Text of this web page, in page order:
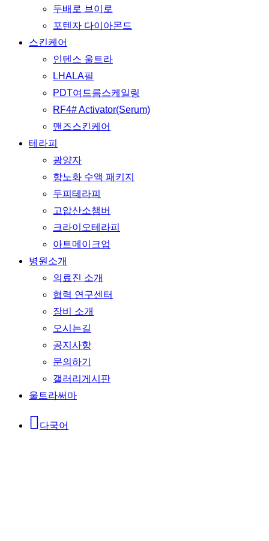
두배로 브이로
포텐자 다이아몬드
스킨케어
인텐스 울트라
LHALA필
PDT여드름스케일링
RF4# Activator(Serum)
맨즈스킨케어
테라피
광양자
항노화 수액 패키지
두피테라피
고압산소챔버
크라이오테라피
아트메이크업
병원소개
의료진 소개
협력 연구센터
장비 소개
오시는길
공지사항
문의하기
갤러리게시판
울트라써마
다국어